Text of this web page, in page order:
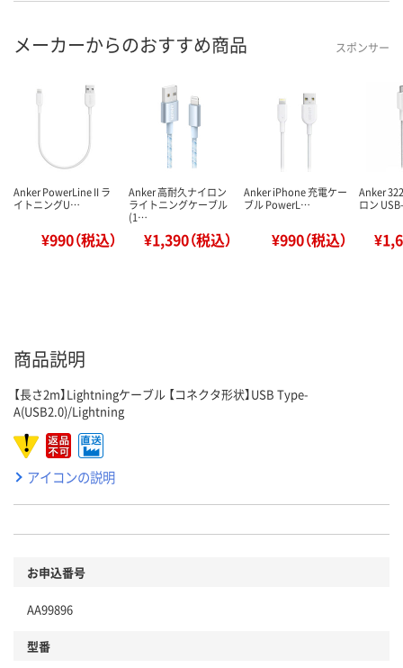
メーカーからのおすすめ商品 スポンサー
Anker PowerLine II ラ
イトニングU…
¥990（税込）
Anker 高耐久ナイロン
ライトニングケーブル
(1…
¥1,390（税込）
Anker iPhone 充電ケー
ブル PowerL…
¥990（税込）
Anker
ロン
商品説明
【長さ2m】Lightningケーブル 【コネクタ形状】USB Type-
A(USB2.0)/Lightning
アイコンの説明
お申込番号
AA99896
型番